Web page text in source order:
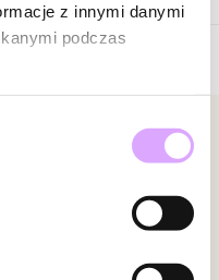
z innymi danymi
podczas
Summer
się opinią o tym